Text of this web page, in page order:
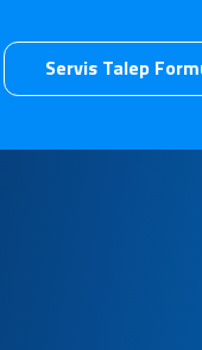
Servis Talep